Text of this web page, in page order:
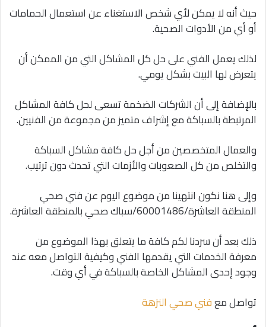
حيث أنه لا يمكن لأي شخص الاستغناء عن استعمال الحمامات
أو أي من الأدوات الصحية.
لذلك يعمل الفني على حل كل المشاكل التي من الممكن أن
يتعرض لها البيت بشكل يومي.
بالإضافة إلى أن الشركات الضخمة تسعى لحل كافة المشاكل
المرتبطة بالسباكة مع إشراف متميز من مجموعة من الفنيين.
والعمال المتخصصين من أجل حل كافة مشاكل السباكة
والتخلص من كل الصعوبات والأزمات التي تحدث دون ترتيب.
وإلى هنا نكون انتهينا من موضوع اليوم عن فني صحي
المنطقة العاشرة/60001486/سباك صحي بالمنطقة العاشرة.
ذلك بعد أن سردنا لكم كافة ما يتعلق بهذا الموضوع من
معرفة الخدمات التي يقدمها الفني وكيفية التواصل معه عند
وجود إحدى المشاكل الخاصة بالسباكة في أي وقت.
تواصل معفني صحي النزهة